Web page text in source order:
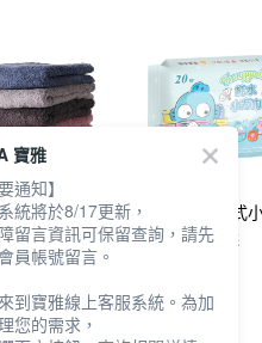
澎毛巾-多款
三麗鷗純水濕式
20抽-多款任選
寶雅
通知】
統將於8/17更新，
留言資訊可保留查詢，請先
員帳號留言。
到寶雅線上客服系統。為加
您的需求，